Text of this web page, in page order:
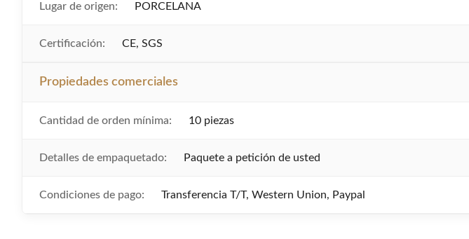
Lugar de origen: PORCELANA
Certificación: CE, SGS
Propiedades comerciales
Cantidad de orden mínima: 10 piezas
Detalles de empaquetado: Paquete a petición de usted
Condiciones de pago: Transferencia T/T, Western Union, Paypal